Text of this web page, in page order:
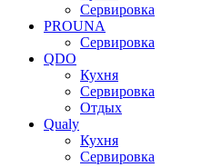
Сервировка
PROUNA
Сервировка
QDO
Кухня
Сервировка
Отдых
Qualy
Кухня
Сервировка